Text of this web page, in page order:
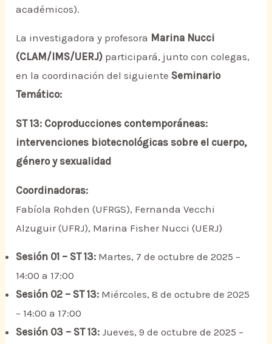
académicos).
La investigadora y profesora Marina Nucci
(CLAM/IMS/UERJ) participará, junto con colegas,
en la coordinación del siguiente Seminario
Temático:
ST 13: Coproducciones contemporáneas:
intervenciones biotecnológicas sobre el cuerpo,
género y sexualidad
Coordinadoras:
Fabíola Rohden (UFRGS), Fernanda Vecchi
Alzuguir (UFRJ), Marina Fisher Nucci (UERJ)
Sesión 01 – ST 13: Martes, 7 de octubre de 2025 –
14:00 a 17:00
Sesión 02 – ST 13: Miércoles, 8 de octubre de 2025
– 14:00 a 17:00
Sesión 03 – ST 13: Jueves, 9 de octubre de 2025 –